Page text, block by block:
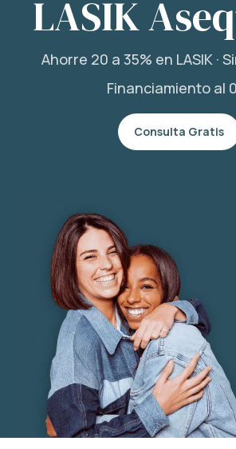
LASIK
Ahorre 20 a 35% en LASIK ·
Financiamiento al
Consulta Gratis